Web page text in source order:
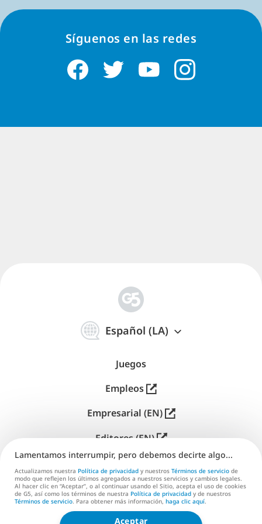
Juegos de mahjong para Google Play
Síguenos en las redes
Español (LA)
体
中
Juegos
Empleos
Empresarial (EN)
Editores (EN)
Soporte
Contáctanos (EN)
Lamentamos interrumpir, pero debemos decirte algo...
Actualizamos nuestra Política de privacidad y nuestros Términos de servicio de
modo que reflejen los últimos agregados a nuestros servicios y cambios legales.
Al hacer clic en “Aceptar”, o al continuar usando el Sitio, acepta el uso de cookies
de G5, así como los términos de nuestra Política de privacidad y de nuestros
Términos de servicio. Para obtener más información, haga clic aquí.
Aceptar